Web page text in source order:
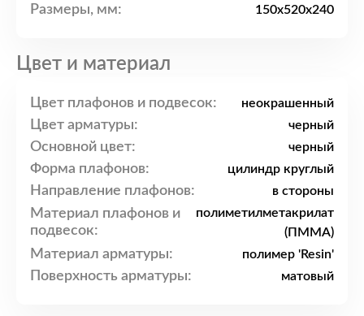
Размеры, мм: 150x520x240
Цвет и материал
Цвет плафонов и подвесок: неокрашенный
Цвет арматуры: черный
Основной цвет: черный
Форма плафонов: цилиндр круглый
Направление плафонов: в стороны
Материал плафонов и
подвесок:
полиметилметакрилат
(ПММА)
Материал арматуры: полимер 'Resin'
Поверхность арматуры: матовый